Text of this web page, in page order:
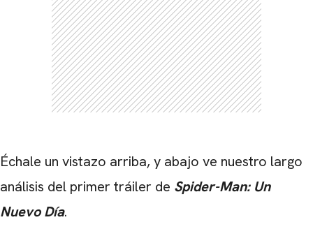
Échale un vistazo arriba, y abajo ve nuestro largo
análisis del primer tráiler de Spider-Man: Un
Nuevo Día.